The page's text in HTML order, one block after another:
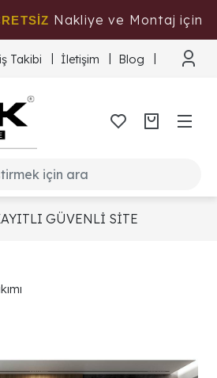
Nakliye ve Montaj için
Tıklayınız
Takibi İletişim Blog
GÜVENLİ SİTE